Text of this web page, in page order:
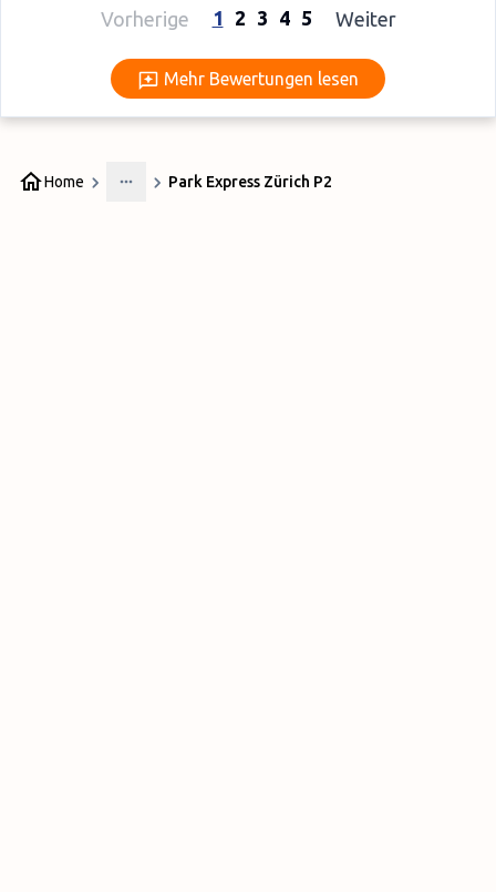
Vorherige 1 2 3 4 5 Weiter
Mehr Bewertungen lesen
Mehr Bewertungen lesen
Home
More
Park Express Zürich P2